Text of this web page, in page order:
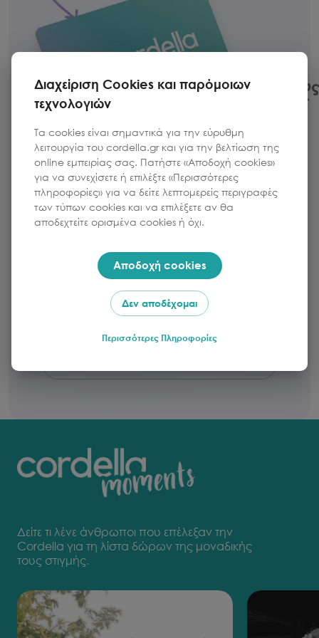
Δείτε τι λένε άνθρωποι που επέλεξαν την
Cordella για τη λίστα δώρων της μοναδικής
τους στιγμής.
Διαχείριση Cookies και παρόμοιων
τεχνολογιών
Τα cookies είναι σημαντικά για την εύρυθμη
λειτουργία του cordella.gr και για την βελτίωση της
online εμπειρίας σας. Πατήστε «Αποδοχή cookies»
για να συνεχίσετε ή επιλέξτε «Περισσότερες
πληροφορίες» για να δείτε λεπτομερείς περιγραφές
των τύπων cookies και να επιλέξετε αν θα
αποδεχτείτε ορισμένα cookies ή όχι.
Αποδοχή cookies
Δεν αποδέχομαι
Περισσότερες Πληροφορίες